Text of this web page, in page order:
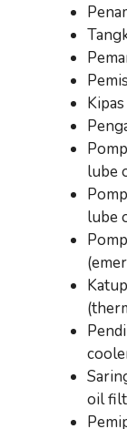
lube
lube
oil